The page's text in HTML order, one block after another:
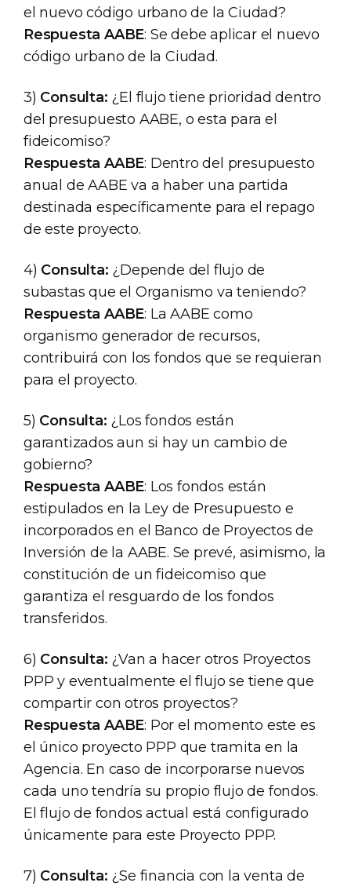
el nuevo código urbano de la Ciudad?
Respuesta AABE: Se debe aplicar el nuevo
código urbano de la Ciudad.
3) Consulta: ¿El flujo tiene prioridad dentro
del presupuesto AABE, o esta para el
fideicomiso?
Respuesta AABE: Dentro del presupuesto
anual de AABE va a haber una partida
destinada específicamente para el repago
de este proyecto.
4) Consulta: ¿Depende del flujo de
subastas que el Organismo va teniendo?
Respuesta AABE: La AABE como
organismo generador de recursos,
contribuirá con los fondos que se requieran
para el proyecto.
5) Consulta: ¿Los fondos están
garantizados aun si hay un cambio de
gobierno?
Respuesta AABE: Los fondos están
estipulados en la Ley de Presupuesto e
incorporados en el Banco de Proyectos de
Inversión de la AABE. Se prevé, asimismo, la
constitución de un fideicomiso que
garantiza el resguardo de los fondos
transferidos.
6) Consulta: ¿Van a hacer otros Proyectos
PPP y eventualmente el flujo se tiene que
compartir con otros proyectos?
Respuesta AABE: Por el momento este es
el único proyecto PPP que tramita en la
Agencia. En caso de incorporarse nuevos
cada uno tendría su propio flujo de fondos.
El flujo de fondos actual está configurado
únicamente para este Proyecto PPP.
7) Consulta: ¿Se financia con la venta de